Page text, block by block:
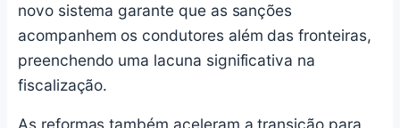
novo sistema garante que as sanções
acompanhem os condutores além das fronteiras,
preenchendo uma lacuna significativa na
fiscalização.